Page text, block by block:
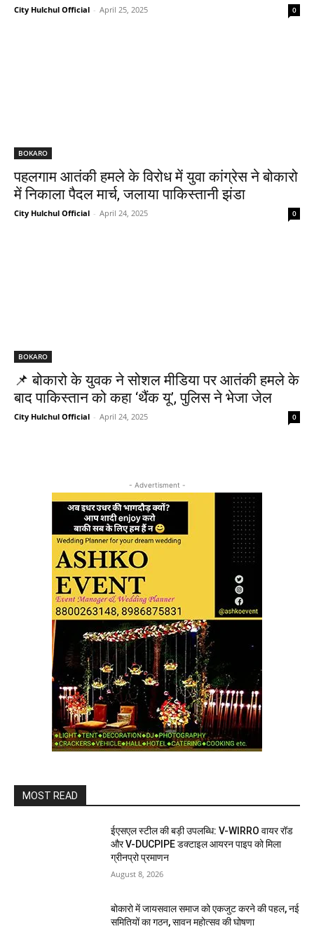
City Hulchul Official - April 25, 2025 0
BOKARO
पहलगाम आतंकी हमले के विरोध में युवा कांग्रेस ने बोकारो
में निकाला पैदल मार्च, जलाया पाकिस्तानी झंडा
City Hulchul Official - April 24, 2025 0
BOKARO
📌 बोकारो के युवक ने सोशल मीडिया पर आतंकी हमले के
बाद पाकिस्तान को कहा ‘थैंक यू’, पुलिस ने भेजा जेल
City Hulchul Official - April 24, 2025 0
- Advertisment -
MOST READ
ईएसएल स्टील की बड़ी उपलब्धि: V-WIRRO वायर रॉड
और V-DUCPIPE डक्टाइल आयरन पाइप को मिला
ग्रीनप्रो प्रमाणन
August 8, 2026
बोकारो में जायसवाल समाज को एकजुट करने की पहल, नई
समितियों का गठन, सावन महोत्सव की घोषणा